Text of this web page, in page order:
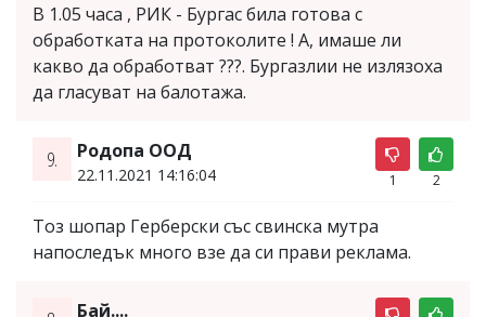
В 1.05 часа , РИК - Бургас била готова с
обработката на протоколите ! А, имаше ли
какво да обработват ???. Бургазлии не излязоха
да гласуват на балотажа.
9. Родопа ООД
22.11.2021 14:16:04 1 2
Тоз шопар Герберски със свинска мутра
напоследък много взе да си прави реклама.
Бай....